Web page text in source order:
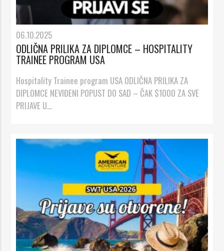
06.10.2025
ODLIČNA PRILIKA ZA DIPLOMCE – HOSPITALITY
TRAINEE PROGRAM USA
Hospitality Trainee program USA ODLIČNA PRILIKA ZA
DIPLOMCE NEVIĐENI POPUST DO SAD – ČAK $1000 ZA SVE
PRIJAVE U...